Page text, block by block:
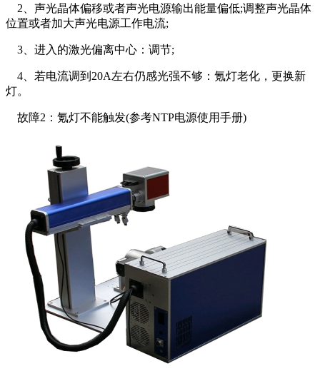
2、声光晶体偏移或者声光电源输出能量偏低;调整声光晶体
位置或者加大声光电源工作电流;
3、进入的激光偏离中心：调节;
4、若电流调到20A左右仍感光强不够：氪灯老化，更换新
灯。
故障2：氪灯不能触发(参考NTP电源使用手册)